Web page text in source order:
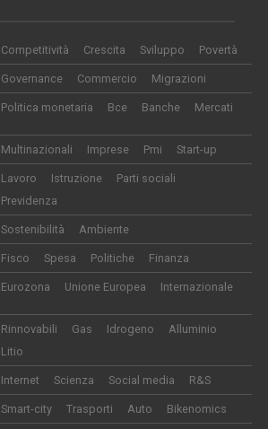
Competitività Crescita Sviluppo Povertà
Governance Commercio Migrazioni
Politica monetaria Bce Banche Mercati
Multinazionali Imprese Pmi Start-up
Lavoro Istruzione
Parti sociali
Previdenza
Sostenibilità Ambiente
Fisco Spesa Politiche Finanza
Eurozona Unione Europea Internazionale
Rinnovabili Gas Idrogeno
Alluminio
Litio
Internet Scienza Social media R&S
Smart-city Trasporti Auto Bikenomics